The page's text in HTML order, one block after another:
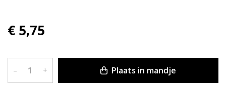
€ 5,75
– + Plaats in mandje